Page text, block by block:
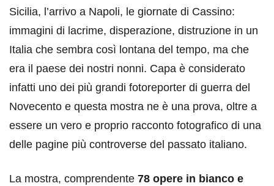
Sicilia, l’arrivo a Napoli, le giornate di Cassino:
immagini di lacrime, disperazione, distruzione in un
Italia che sembra così lontana del tempo, ma che
era il paese dei nostri nonni. Capa è considerato
infatti uno dei più grandi fotoreporter di guerra del
Novecento e questa mostra ne è una prova, oltre a
essere un vero e proprio racconto fotografico di una
delle pagine più controverse del passato italiano.
La mostra, comprendente 78 opere in bianco e